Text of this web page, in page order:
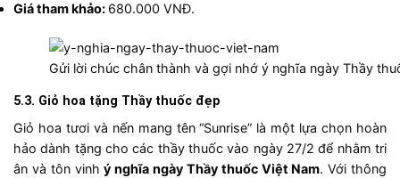
Giá tham khảo: 680.000 VNĐ.
Gửi lời chúc chân thành và gợi nhớ ý nghĩa ngày Thầy
5.3. Giỏ hoa tặng Thầy thuốc đẹp
Giỏ hoa tươi và nến mang tên “Sunrise” là một lựa chọn hoàn
hảo dành tặng cho các thầy thuốc vào ngày 27/2 để nhằm tri
ân và tôn vinhý nghĩa ngày Thầy thuốc Việt Nam. Với thông